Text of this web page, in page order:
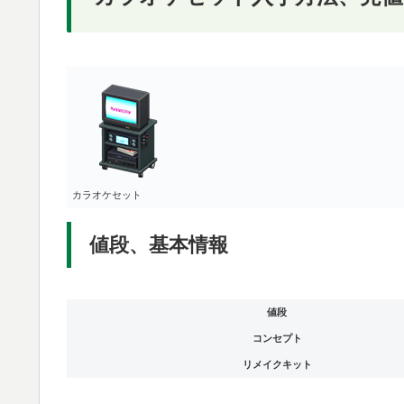
カラオケセット
値段、基本情報
値段
コンセプト
リメイクキット